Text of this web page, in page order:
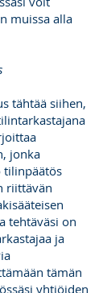
muissa alla
tähtää siihen,
jonka
tilinpäätös
riittävän
tehtäväsi on
ja
tämän
yhtiöiden